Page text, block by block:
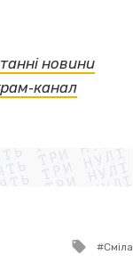
новини
ТРИ НУЛІ
ТРИ НУЛІ
ТРИ НУЛІ
ТРИ НУЛІ
ТРИ НУЛІ
ТРИ НУЛІ
ТРИ НУЛІ
ТРИ НУЛІ
Tagged
Сміла